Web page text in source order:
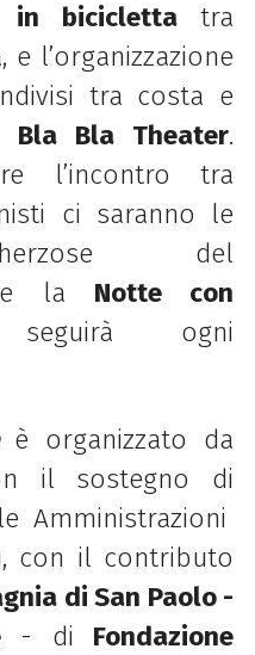
in biciclettatra
e l’organizzazione
tra costa e
Bla Bla Theater.
l’incontro tra
ci saranno le
del
la Notte con
ogni
è organizzato da
il sostegno di
Amministrazioni
con il contributo
di San Paolo -
- di Fondazione